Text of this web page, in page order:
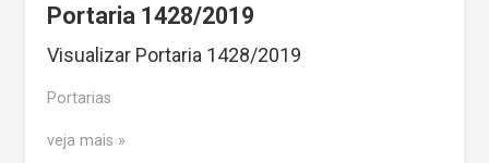
Portaria 1428/2019
Visualizar Portaria 1428/2019
Portarias
veja mais